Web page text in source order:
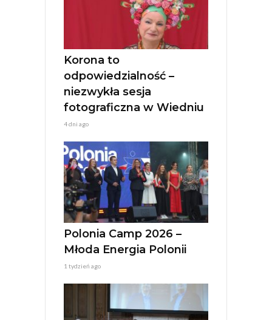
Korona to
odpowiedzialność –
niezwykła sesja
fotograficzna w Wiedniu
4 dni ago
Polonia Camp 2026 –
Młoda Energia Polonii
1 tydzień ago